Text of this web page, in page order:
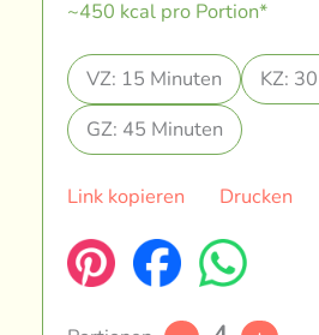
~450 kcal pro Portion*
VZ: 15 Minuten
KZ:
GZ: 45 Minuten
Link kopieren Drucken